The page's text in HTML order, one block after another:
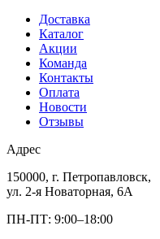
Доставка
Каталог
Акции
Команда
Контакты
Оплата
Новости
Отзывы
Адрес
150000, г. Петропавловск,
ул. 2-я Новаторная, 6А
ПН-ПТ: 9:00–18:00